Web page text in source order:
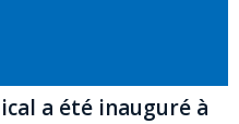
a été inauguré à